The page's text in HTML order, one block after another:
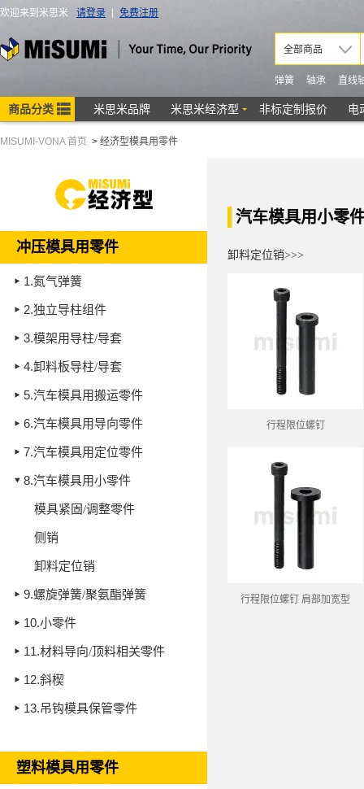
MISUMI-VONA 首页 > 经济型模具用零件
冲压模具用零件
1.氮气弹簧
2.独立导柱组件
3.模架用导柱/导套
4.卸料板导柱/导套
5.汽车模具用搬运零件
6.汽车模具用导向零件
7.汽车模具用定位零件
8.汽车模具用小零件
模具紧固/调整零件
侧销
卸料定位销
9.螺旋弹簧/聚氨酯弹簧
10.小零件
11.材料导向/顶料相关零件
12.斜楔
13.吊钩模具保管零件
塑料模具用零件
汽车模具用小零
卸料定位销>>>
行程限位螺钉
行程限位螺钉 肩部加宽型